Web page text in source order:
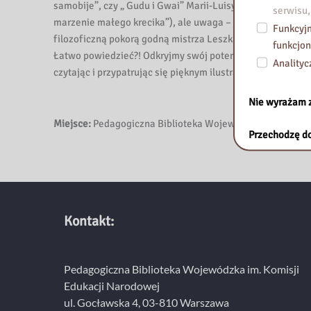
i
m
.
K
m
s
a
samobije”, czy „ Gudu i Gwai” Marii-Luisy Uth.
marzenie małego krecika”), ale uwaga – wystrzegajmy
filozoficzną pokorą godną mistrza Leszka Kołakowskiego
Łatwo powiedzieć?! Odkryjmy swój potencjał, odkryjmy
czytając i przypatrując się pięknym ilustracji książki Kobi
Miejsce: Pedagogiczna Biblioteka Wojewódzka im. KEN,
Kontakt:
Pedagogiczna Biblioteka Wojewódzka im. Komisji
Edukacji Narodowej
ul. Gocławska 4, 03-810 Warszawa
Nie wyrażam
Przechodzę